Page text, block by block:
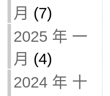
月 (7)
2025 年 一
月 (4)
2024 年 十